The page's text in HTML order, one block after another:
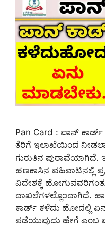
Pan Card : ಪಾನ್‌
ತೆರಿಗೆ ಇಲಾಖೆಯಿಂದ
ಗುರುತಿನ ಪುರಾವೆಯಾಗಿದೆ.
ಹಣಕಾಸಿನ ವಹಿವಾಟಿನಲ್ಲಿ
ವಿದೇಶಕ್ಕೆ
ದಾಖಲೆಗಳಲ್ಲೊಂದಾಗಿದೆ.
ಕಾರ್ಡ್ ಕಳೆದು ಹೋದಲ್ಲಿ
ಪಡೆಯುವುದು ಹೇಗೆ ಎಂಬ